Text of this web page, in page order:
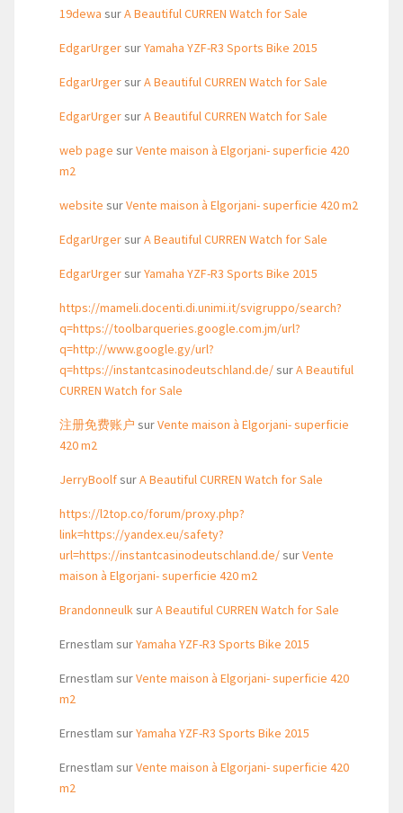
19dewa surA Beautiful CURREN Watch for Sale
EdgarUrgersurYamaha YZF-R3 Sports Bike 2015
EdgarUrgersurA Beautiful CURREN Watch for Sale
EdgarUrgersurA Beautiful CURREN Watch for Sale
web page surVente maison à Elgorjani- superficie 420
m2
website surVente maison à Elgorjani- superficie 420 m2
EdgarUrgersurA Beautiful CURREN Watch for Sale
EdgarUrgersurYamaha YZF-R3 Sports Bike 2015
https://mameli.docenti.di.unimi.it/svigruppo/search?
q=https://toolbarqueries.google.com.jm/url?
q=http://www.google.gy/url?
q=https://instantcasinodeutschland.de/surA Beautiful
CURREN Watch for Sale
注册免费账户 surVente maison à Elgorjani- superficie
420 m2
JerryBoolfsurA Beautiful CURREN Watch for Sale
https://l2top.co/forum/proxy.php?
link=https://yandex.eu/safety?
url=https://instantcasinodeutschland.de/surVente
maison à Elgorjani- superficie 420 m2
BrandonneulksurA Beautiful CURREN Watch for Sale
Ernestlam surYamaha YZF-R3 Sports Bike 2015
Ernestlam surVente maison à Elgorjani- superficie 420
m2
Ernestlam surYamaha YZF-R3 Sports Bike 2015
Ernestlam surVente maison à Elgorjani- superficie 420
m2